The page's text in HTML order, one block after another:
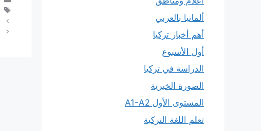
ألمانيا بالعربي
أهم أخبار تركيا
أول الأسبوع
الدراسة في تركيا
الصورة الخبرية
المستوى الأول A1-A2
تعلم اللغة التركية